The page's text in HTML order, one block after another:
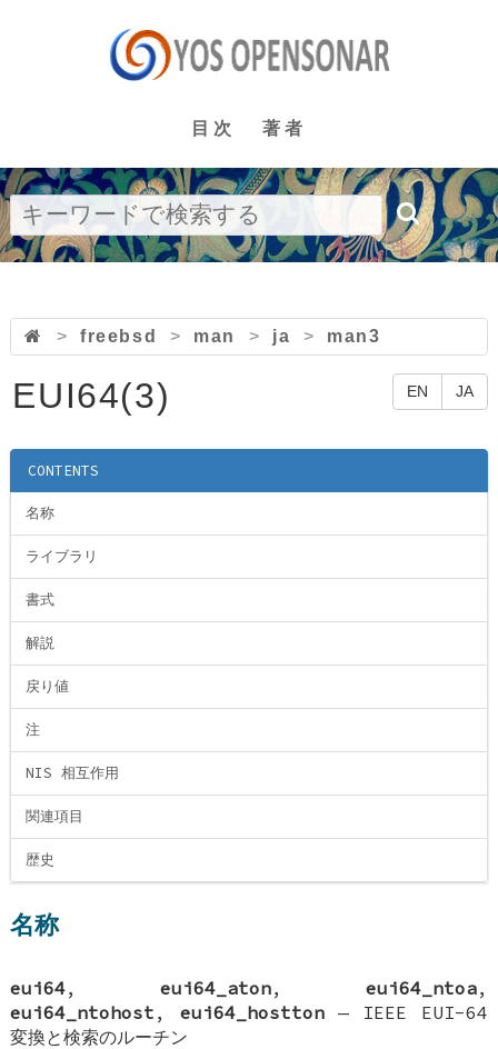
目次 著者
> freebsd > man > ja > man3
EN JA
EUI64(3)
CONTENTS
名称
ライブラリ
書式
解説
戻り値
注
NIS 相互作用
関連項目
歴史
名称
eui64, eui64_aton, eui64_ntoa,
eui64_ntohost , eui64_hostton— IEEE EUI-64
変換と検索のルーチン